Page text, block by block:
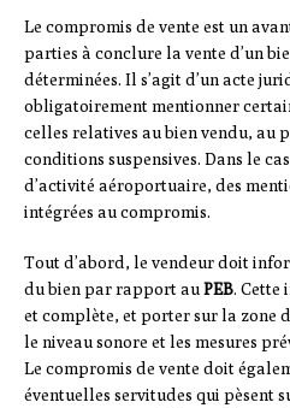
Le compromis de vente est un
parties à conclure la vente d’un
déterminées. Il s’agit d’un acte
obligatoirement mentionner
celles relatives au bien vendu, au
conditions suspensives. Dans le
d’activité aéroportuaire, des
intégrées au compromis.
Tout d’abord, le vendeur doit
du bien par rapport auPEB. Cette
et complète, et porter sur la zone
le niveau sonore et les mesures
Le compromis de vente doit
éventuelles servitudes qui pèsent